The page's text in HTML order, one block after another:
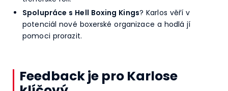
Spolupráce s Hell Boxing Kings? Karlos věří v
potenciál nové boxerské organizace a hodlá jí
pomoci prorazit.
Feedback je pro Karlose